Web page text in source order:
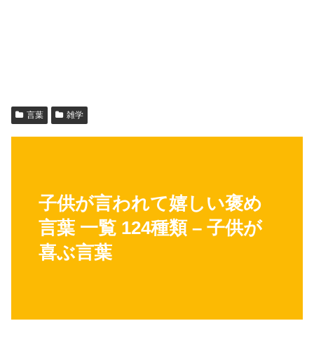
言葉 雑学
子供が言われて嬉しい褒め
言葉 一覧 124種類 – 子供が
喜ぶ言葉